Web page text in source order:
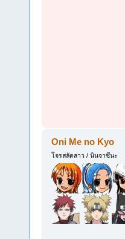
Oni Me no Kyo
โจรสลัดสาว / นินจาซึนะ